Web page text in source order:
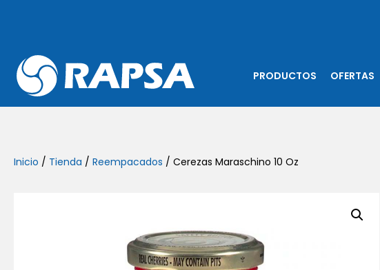
PRODUCTOS OFERTAS
Inicio / Tienda / Reempacados / Cerezas Maraschino 10 Oz